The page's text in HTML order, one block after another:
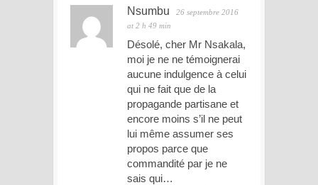
Nsumbu
26 septembre 2016
at 2 h 49 min
Désolé, cher Mr Nsakala,
moi je ne ne témoignerai
aucune indulgence à celui
qui ne fait que de la
propagande partisane et
encore moins s’il ne peut
lui même assumer ses
propos parce que
commandité par je ne
sais qui…